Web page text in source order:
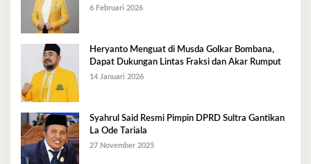
Golkar Mubar
6 Februari 2026
Heryanto Menguat di Musda Golkar Bombana,
Dapat Dukungan Lintas Fraksi dan Akar Rumput
14 Januari 2026
Syahrul Said Resmi Pimpin DPRD Sultra Gantikan
La Ode Tariala
27 November 2025